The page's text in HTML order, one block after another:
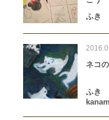
ふき
ネコ
ふき